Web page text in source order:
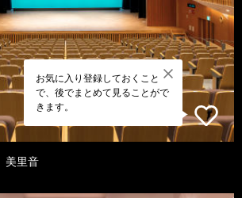
お気に入り登録しておくこと
で、後でまとめて見ることがで
きます。
美里音